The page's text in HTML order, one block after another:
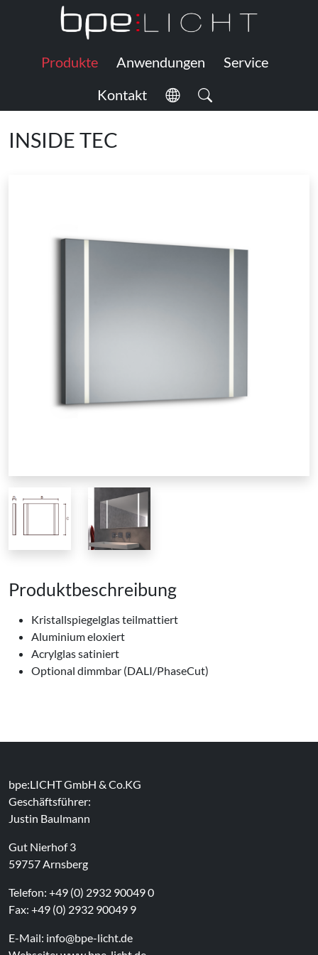
Produkte Anwendungen
Service
Kontakt
INSIDE TEC
Produktbeschreibung
Kristallspiegelglas teilmattiert
Aluminium eloxiert
Acrylglas satiniert
Optional dimmbar (DALI/PhaseCut)
bpe:LICHT GmbH & Co.KG
Geschäftsführer:
Justin Baulmann
Gut Nierhof 3
59757 Arnsberg
Telefon: +49 (0) 2932 90049 0
Fax: +49 (0) 2932 90049 9
E-Mail: info@bpe-licht.de